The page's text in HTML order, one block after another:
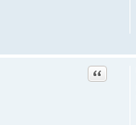
Citation